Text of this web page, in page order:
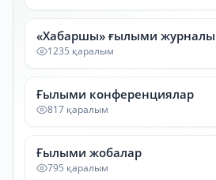
«Хабаршы» ғылыми журналы
1235 қаралым
Ғылыми конференциялар
817 қаралым
Ғылыми жобалар
795 қаралым